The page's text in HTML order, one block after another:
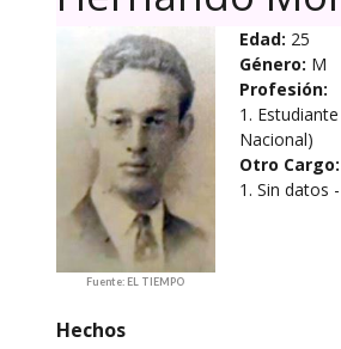
Fuente: EL TIEMPO
Edad: 25
Género: M
Profesión:
1.
Nacional)
Otro Cargo:
1. Sin datos
Hechos